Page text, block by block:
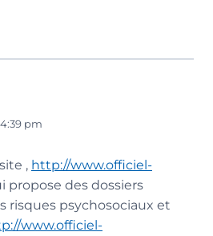
pm
, http://www.officiel-
propose des dossiers
risques psychosociaux et
www.officiel-